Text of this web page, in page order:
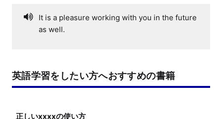
It is a pleasure working with you in the future
as well.
英語学習をしたい方へおすすめの書籍